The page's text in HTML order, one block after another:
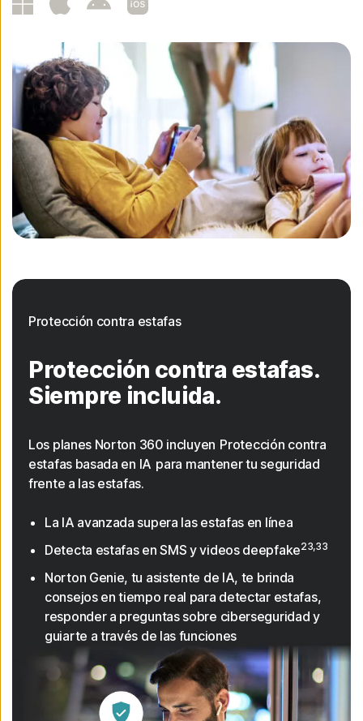
Protección contra estafas
Protección contra estafas.
Siempre incluida.
Los planes Norton 360 incluyen Protección contra
estafas basada en IA para mantener tu seguridad
frente a las estafas.
La IA avanzada supera las estafas en línea
Detecta estafas en SMS y videos deepfake23,33
Norton Genie, tu asistente de IA, te brinda
consejos en tiempo real para detectar estafas,
responder a preguntas sobre ciberseguridad y
guiarte a través de las funciones